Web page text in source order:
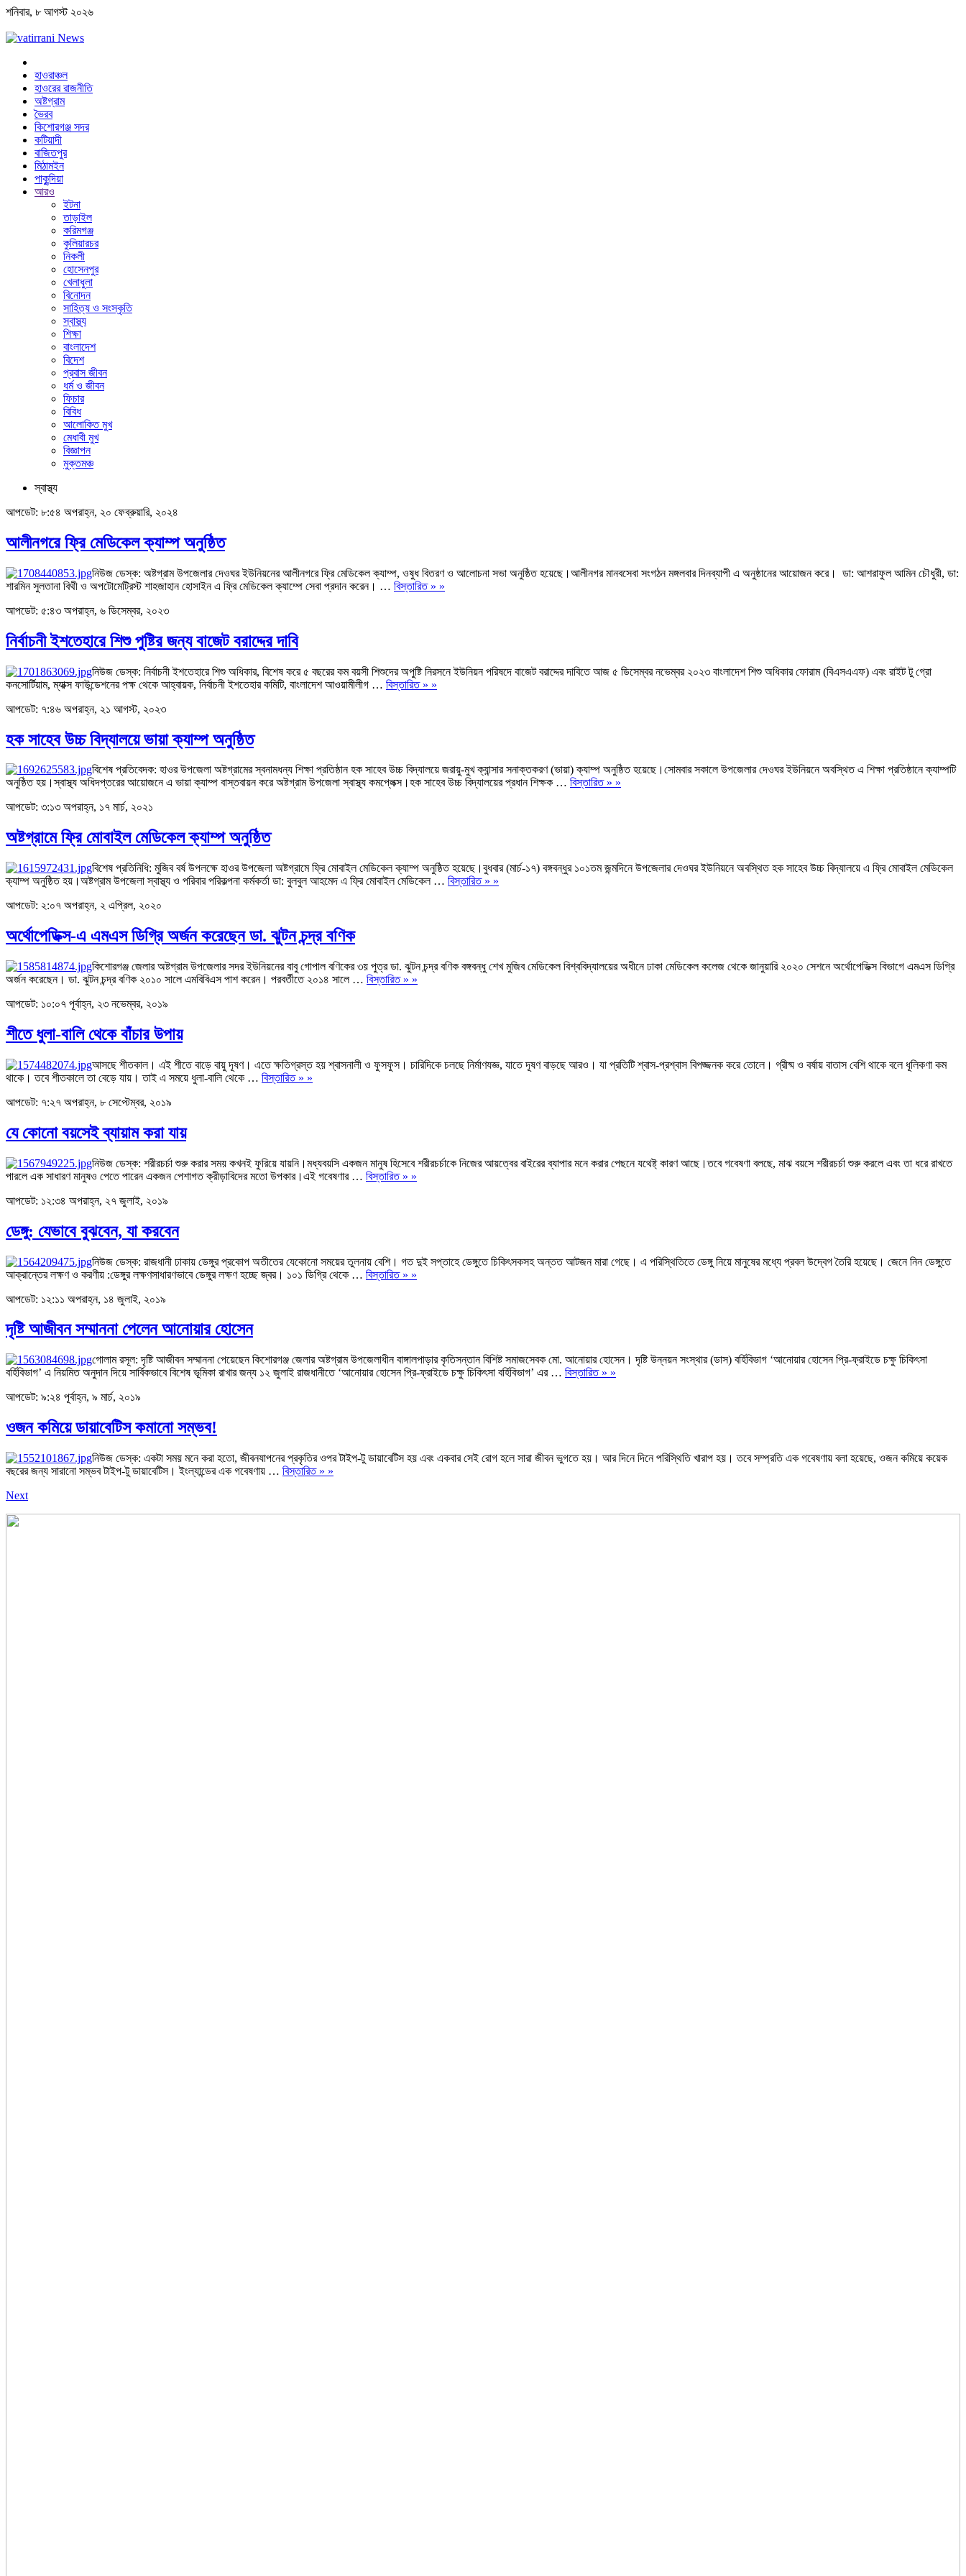
শনিবার, ৮ আগস্ট ২০২৬
হাওরাঞ্চল
হাওরের রাজনীতি
অষ্টগ্রাম
ভৈরব
কিশোরগঞ্জ সদর
কটিয়াদী
বাজিতপুর
মিঠামইন
পাকুন্দিয়া
আরও
ইটনা
তাড়াইল
করিমগঞ্জ
কুলিয়ারচর
নিকলী
হোসেনপুর
খেলাধুলা
বিনোদন
সাহিত্য ও সংস্কৃতি
স্বাস্থ্য
শিক্ষা
বাংলাদেশ
বিদেশ
প্রবাস জীবন
ধর্ম ও জীবন
ফিচার
বিবিধ
আলোকিত মুখ
মেধাবী মুখ
বিজ্ঞাপন
মুক্তমঞ্চ
স্বাস্থ্য
আপডেট: ৮:৫৪ অপরাহ্ন, ২০ ফেব্রুয়ারি, ২০২৪
আলীনগরে ফ্রি মেডিকেল ক্যাম্প অনুষ্ঠিত
নিউজ ডেস্ক: অষ্টগ্রাম উপজেলার দেওঘর ইউনিয়নের আলীনগরে ফ্রি মেডিকেল ক্যাম্প, ওষুধ বিতরণ ও আলোচনা সভা অনুষ্ঠিত হয়েছে।আলীনগর মানবসেবা সংগঠন মঙ্গলবার দিনব্যাপী এ অনুষ্ঠানের আয়োজন করে। ডা: আশরাফুল আমিন চৌধুরী, ডা:
শারমিন সুলতানা বিথী ও অপটোমেট্রিস্ট শাহজাহান হোসাইন এ ফ্রি মেডিকেল ক্যাম্পে সেবা প্রদান করেন। … বিস্তারিত » »
আপডেট: ৫:৪৩ অপরাহ্ন, ৬ ডিসেম্বর, ২০২৩
নির্বাচনী ইশতেহারে শিশু পুষ্টির জন্য বাজেট বরাদ্দের দাবি
নিউজ ডেস্ক: নির্বাচনী ইশতেহারে শিশু অধিকার, বিশেষ করে ৫ বছরের কম বয়সী শিশুদের অপুষ্টি নিরসনে ইউনিয়ন পরিষদে বাজেট বরাদ্দের দাবিতে আজ ৫ ডিসেম্বর নভেম্বর ২০২৩ বাংলাদেশ শিশু অধিকার ফোরাম (বিএসএএফ) এবং রাইট টু গ্রো
কনসোর্টিয়াম, ম্যাক্স ফাউন্ডেশনের পক্ষ থেকে আহ্বায়ক, নির্বাচনী ইশতেহার কমিটি, বাংলাদেশ আওয়ামীলীগ … বিস্তারিত » »
আপডেট: ৭:৪৬ অপরাহ্ন, ২১ আগস্ট, ২০২৩
হক সাহেব উচ্চ বিদ্যালয়ে ভায়া ক্যাম্প অনুষ্ঠিত
বিশেষ প্রতিবেদক: হাওর উপজেলা অষ্টগ্রামের স্বনামধন্য শিক্ষা প্রতিষ্ঠান হক সাহেব উচ্চ বিদ্যালয়ে জরায়ু-মুখ ক্যান্সার সনাক্তকরণ (ভায়া) ক্যাম্প অনুষ্ঠিত হয়েছে।সোমবার সকালে উপজেলার দেওঘর ইউনিয়নে অবস্থিত এ শিক্ষা প্রতিষ্ঠানে ক্যাম্পটি
অনুষ্ঠিত হয়।স্বাস্থ্য অধিদপ্তরের আয়োজনে এ ভায়া ক্যাম্প বাস্তবায়ন করে অষ্টগ্রাম উপজেলা স্বাস্থ্য কমপ্লেক্স।হক সাহেব উচ্চ বিদ্যালয়ের প্রধান শিক্ষক … বিস্তারিত » »
আপডেট: ৩:১৩ অপরাহ্ন, ১৭ মার্চ, ২০২১
অষ্টগ্রামে ফ্রি মোবাইল মেডিকেল ক্যাম্প অনুষ্ঠিত
বিশেষ প্রতিনিধি: মুজিব বর্ষ উপলক্ষে হাওর উপজেলা অষ্টগ্রামে ফ্রি মোবাইল মেডিকেল ক্যাম্প অনুষ্ঠিত হয়েছে।বুধবার (মার্চ-১৭) বঙ্গবন্ধুর ১০১তম জন্মদিনে উপজেলার দেওঘর ইউনিয়নে অবস্থিত হক সাহেব উচ্চ বিদ্যালয়ে এ ফ্রি মোবাইল মেডিকেল
ক্যাম্প অনুষ্ঠিত হয়।অষ্টগ্রাম উপজেলা স্বাস্থ্য ও পরিবার পরিকল্পনা কর্মকর্তা ডা: বুলবুল আহমেদ এ ফ্রি মোবাইল মেডিকেল … বিস্তারিত » »
আপডেট: ২:০৭ অপরাহ্ন, ২ এপ্রিল, ২০২০
অর্থোপেডিক্স-এ এমএস ডিগ্রি অর্জন করেছেন ডা. ঝুটন চন্দ্র বণিক
কিশোরগঞ্জ জেলার অষ্টগ্রাম উপজেলার সদর ইউনিয়নের বাবু গোপাল বণিকের ৩য় পুত্র ডা. ঝুটন চন্দ্র বণিক বঙ্গবন্ধু শেখ মুজিব মেডিকেল বিশ্ববিদ্যালয়ের অধীনে ঢাকা মেডিকেল কলেজ থেকে জানুয়ারি ২০২০ সেশনে অর্থোপেডিক্স বিভাগে এমএস ডিগ্রি
অর্জন করেছেন। ডা. ঝুটন চন্দ্র বণিক ২০১০ সালে এমবিবিএস পাশ করেন। পরবর্তীতে ২০১৪ সালে … বিস্তারিত » »
আপডেট: ১০:০৭ পূর্বাহ্ন, ২৩ নভেম্বর, ২০১৯
শীতে ধুলা-বালি থেকে বাঁচার উপায়
আসছে শীতকাল। এই শীতে বাড়ে বায়ু দূষণ। এতে ক্ষতিগ্রস্ত হয় শ্বাসনালী ও ফুসফুস। চারিদিকে চলছে নির্মাণযজ্ঞ, যাতে দূষণ বাড়ছে আরও। যা প্রতিটি শ্বাস-প্রশ্বাস বিপজ্জনক করে তোলে। গ্রীষ্ম ও বর্ষায় বাতাস বেশি থাকে বলে ধূলিকণা কম
থাকে। তবে শীতকালে তা বেড়ে যায়। তাই এ সময়ে ধুলা-বালি থেকে … বিস্তারিত » »
আপডেট: ৭:২৭ অপরাহ্ন, ৮ সেপ্টেম্বর, ২০১৯
যে কোনো বয়সেই ব্যায়াম করা যায়
নিউজ ডেস্ক: শরীরচর্চা শুরু করার সময় কখনই ফুরিয়ে যায়নি।মধ্যবয়সি একজন মানুষ হিসেবে শরীরচর্চাকে নিজের আয়ত্বের বাইরের ব্যাপার মনে করার পেছনে যথেষ্ট্ কারণ আছে।তবে গবেষণা বলছে, মাঝ বয়সে শরীরচর্চা শুরু করলে এবং তা ধরে রাখতে
পারলে এক সাধারণ মানুষও পেতে পারেন একজন পেশাগত ক্রীড়াবিদের মতো উপকার।এই গবেষণার … বিস্তারিত » »
আপডেট: ১২:৩৪ অপরাহ্ন, ২৭ জুলাই, ২০১৯
ডেঙ্গু: যেভাবে বুঝবেন, যা করবেন
নিউজ ডেস্ক: রাজধানী ঢাকায় ডেঙ্গুর প্রকোপ অতীতের যেকোনো সময়ের তুলনায় বেশি। গত দুই সপ্তাহে ডেঙ্গুতে চিকিৎসকসহ অন্তত আটজন মারা গেছে। এ পরিস্থিতিতে ডেঙ্গু নিয়ে মানুষের মধ্যে প্রবল উদ্বেগ তৈরি হয়েছে। জেনে নিন ডেঙ্গুতে
আক্রান্তের লক্ষণ ও করণীয় :ডেঙ্গুর লক্ষণসাধারণভাবে ডেঙ্গুর লক্ষণ হচ্ছে জ্বর। ১০১ ডিগ্রি থেকে … বিস্তারিত » »
আপডেট: ১২:১১ অপরাহ্ন, ১৪ জুলাই, ২০১৯
দৃষ্টি আজীবন সম্মাননা পেলেন আনোয়ার হোসেন
গোলাম রসূল: দৃষ্টি আজীবন সম্মাননা পেয়েছেন কিশোরগঞ্জ জেলার অষ্টগ্রাম উপজেলাধীন বাঙ্গালপাড়ার কৃতিসন্তান বিশিষ্ট সমাজসেবক মো. আনোয়ার হোসেন। দৃষ্টি উন্নয়ন সংস্থার (ডাস) বর্হিবিভাগ ‘আনোয়ার হোসেন প্রি-ফ্রাইডে চক্ষু চিকিৎসা
বর্হিবিভাগ’ এ নিয়মিত অনুদান দিয়ে সার্বিকভাবে বিশেষ ভূমিকা রাখার জন্য ১২ জুলাই রাজধানীতে ‘আনোয়ার হোসেন প্রি-ফ্রাইডে চক্ষু চিকিৎসা বর্হিবিভাগ’ এর … বিস্তারিত » »
আপডেট: ৯:২৪ পূর্বাহ্ন, ৯ মার্চ, ২০১৯
ওজন কমিয়ে ডায়াবেটিস কমানো সম্ভব!
নিউজ ডেস্ক: একটা সময় মনে করা হতো, জীবনযাপনের প্রকৃতির ওপর টাইপ-টু ডায়াবেটিস হয় এবং একবার সেই রোগ হলে সারা জীবন ভুগতে হয়। আর দিনে দিনে পরিস্থিতি খারাপ হয়। তবে সম্প্রতি এক গবেষণায় বলা হয়েছে, ওজন কমিয়ে কয়েক
বছরের জন্য সারানো সম্ভব টাইপ-টু ডায়াবেটিস। ইংল্যান্ডের এক গবেষণায় … বিস্তারিত » »
Next